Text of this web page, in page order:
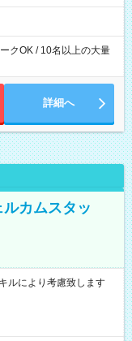
クOK / 10名以上の大量
詳細へ
カムスタッ
により考慮致します